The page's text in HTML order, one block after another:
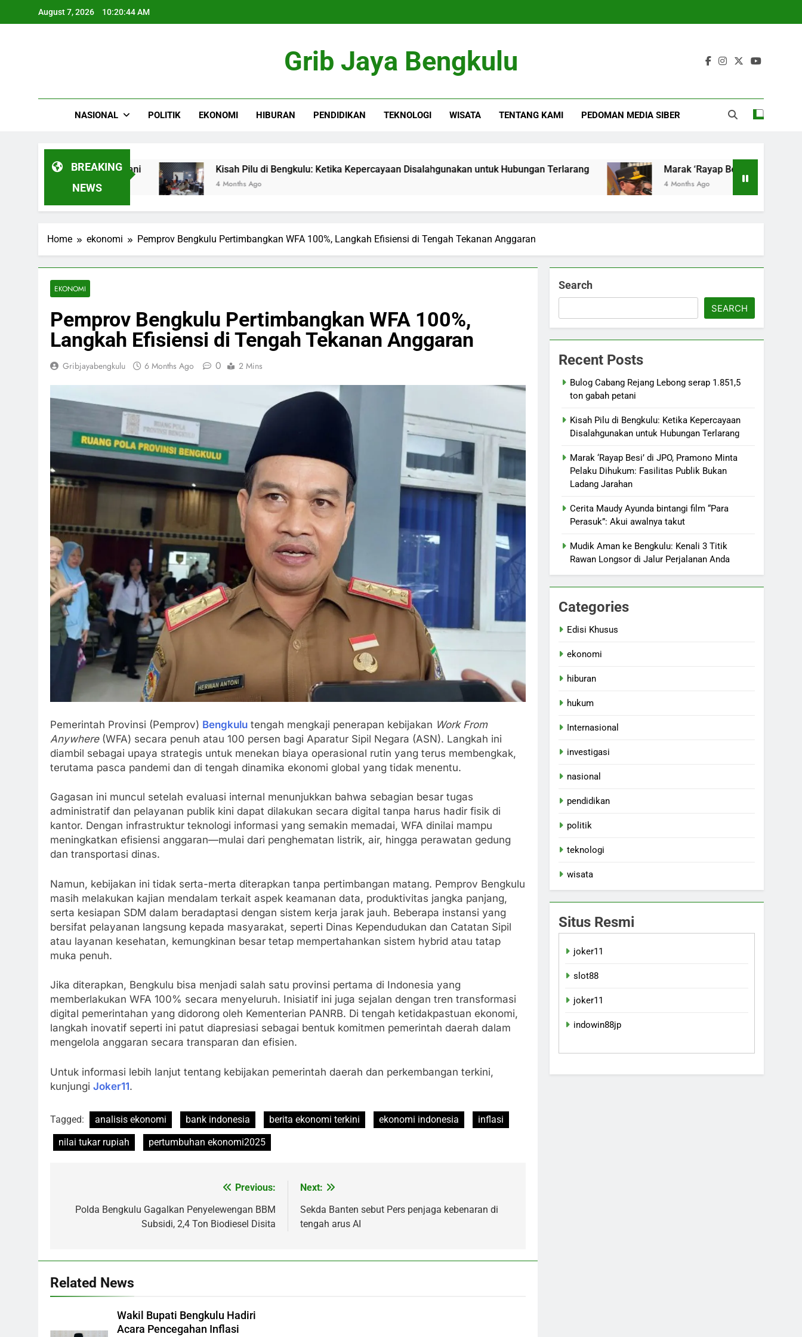
August 7, 2026 10:20:45 AM
Grib Jaya Bengkulu
NASIONAL POLITIK EKONOMI HIBURAN PENDIDIKAN TEKNOLOGI WISATA TENTANG KAMI PEDOMAN MEDIA SIBER
BREAKING
NEWS
ton gabah petani Kisah Pilu di Bengkulu: Ketika Kepercayaan Disalahgunakan untuk Hubungan Terlarang
4 Months Ago
Marak ‘Rayap Besi’ di JPO, Pramono
4 Months Ago
Home ekonomi Pemprov Bengkulu Pertimbangkan WFA 100%, Langkah Efisiensi di Tengah Tekanan Anggaran
EKONOMI
Pemprov Bengkulu Pertimbangkan WFA 100%,
Langkah Efisiensi di Tengah Tekanan Anggaran
Gribjayabengkulu 6 Months Ago 0 2 Mins
Pemerintah Provinsi (Pemprov) Bengkulu tengah mengkaji penerapan kebijakan Work From
Anywhere(WFA) secara penuh atau 100 persen bagi Aparatur Sipil Negara (ASN). Langkah ini
diambil sebagai upaya strategis untuk menekan biaya operasional rutin yang terus membengkak,
terutama pasca pandemi dan di tengah dinamika ekonomi global yang tidak menentu.
Gagasan ini muncul setelah evaluasi internal menunjukkan bahwa sebagian besar tugas
administratif dan pelayanan publik kini dapat dilakukan secara digital tanpa harus hadir fisik di
kantor. Dengan infrastruktur teknologi informasi yang semakin memadai, WFA dinilai mampu
meningkatkan efisiensi anggaran—mulai dari penghematan listrik, air, hingga perawatan gedung
dan transportasi dinas.
Namun, kebijakan ini tidak serta-merta diterapkan tanpa pertimbangan matang. Pemprov Bengkulu
masih melakukan kajian mendalam terkait aspek keamanan data, produktivitas jangka panjang,
serta kesiapan SDM dalam beradaptasi dengan sistem kerja jarak jauh. Beberapa instansi yang
bersifat pelayanan langsung kepada masyarakat, seperti Dinas Kependudukan dan Catatan Sipil
atau layanan kesehatan, kemungkinan besar tetap mempertahankan sistem hybrid atau tatap
muka penuh.
Jika diterapkan, Bengkulu bisa menjadi salah satu provinsi pertama di Indonesia yang
memberlakukan WFA 100% secara menyeluruh. Inisiatif ini juga sejalan dengan tren transformasi
digital pemerintahan yang didorong oleh Kementerian PANRB. Di tengah ketidakpastuan ekonomi,
langkah inovatif seperti ini patut diapresiasi sebagai bentuk komitmen pemerintah daerah dalam
mengelola anggaran secara transparan dan efisien.
Untuk informasi lebih lanjut tentang kebijakan pemerintah daerah dan perkembangan terkini,
kunjungi Joker11.
Tagged: analisis ekonomi bank indonesia berita ekonomi terkini ekonomi indonesia
inflasi
nilai tukar rupiah
pertumbuhan ekonomi2025
navigation
Previous:
Polda Bengkulu Gagalkan Penyelewengan BBM
Subsidi, 2,4 Ton Biodiesel Disita
Next:
Sekda Banten sebut Pers penjaga kebenaran di
tengah arus AI
Related News
Wakil Bupati Bengkulu Hadiri
Acara Pencegahan Inflasi
Search
SEARCH
Recent Posts
Bulog Cabang Rejang Lebong serap 1.851,5
ton gabah petani
Kisah Pilu di Bengkulu: Ketika Kepercayaan
Disalahgunakan untuk Hubungan Terlarang
Marak ‘Rayap Besi’ di JPO, Pramono Minta
Pelaku Dihukum: Fasilitas Publik Bukan
Ladang Jarahan
Cerita Maudy Ayunda bintangi film “Para
Perasuk”: Akui awalnya takut
Mudik Aman ke Bengkulu: Kenali 3 Titik
Rawan Longsor di Jalur Perjalanan Anda
Categories
Edisi Khusus
ekonomi
hiburan
hukum
Internasional
investigasi
nasional
pendidikan
politik
teknologi
wisata
Situs Resmi
joker11
slot88
joker11
indowin88jp